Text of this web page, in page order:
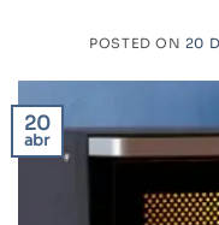
POSTED ON 20
20
abr